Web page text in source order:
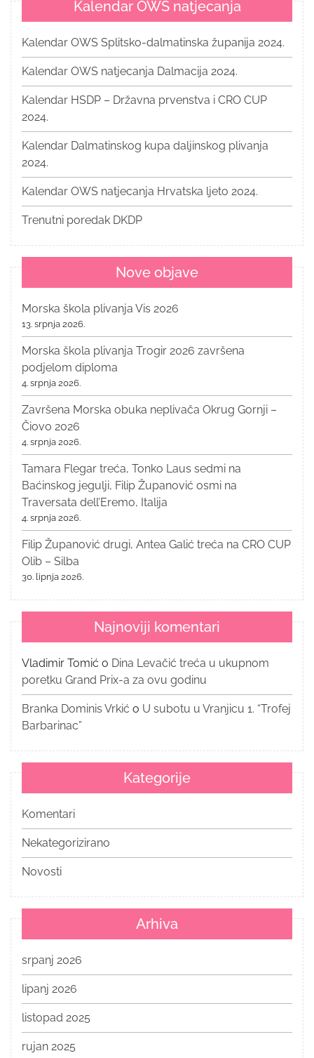
Kalendar OWS natjecanja
Kalendar OWS Splitsko-dalmatinska županija 2024.
Kalendar OWS natjecanja Dalmacija 2024.
Kalendar HSDP – Državna prvenstva i CRO CUP
2024.
Kalendar Dalmatinskog kupa daljinskog plivanja
2024.
Kalendar OWS natjecanja Hrvatska ljeto 2024.
Trenutni poredak DKDP
Nove objave
Morska škola plivanja Vis 2026
13. srpnja 2026.
Morska škola plivanja Trogir 2026 završena
podjelom diploma
4. srpnja 2026.
Završena Morska obuka neplivača Okrug Gornji –
Čiovo 2026
4. srpnja 2026.
Tamara Flegar treća, Tonko Laus sedmi na
Baćinskog jegulji, Filip Županović osmi na
Traversata dell’Eremo, Italija
4. srpnja 2026.
Filip Županović drugi, Antea Galić treća na CRO CUP
Olib – Silba
30. lipnja 2026.
Najnoviji komentari
Vladimir Tomić o Dina Levačić treća u ukupnom
poretku Grand Prix-a za ovu godinu
Branka Dominis Vrkić o U subotu u Vranjicu 1. “Trofej
Barbarinac”
Kategorije
Komentari
Nekategorizirano
Novosti
Arhiva
srpanj 2026
lipanj 2026
listopad 2025
rujan 2025